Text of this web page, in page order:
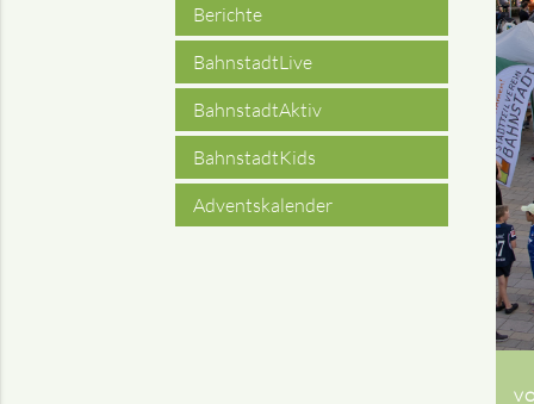
Berichte
BahnstadtLive
BahnstadtAktiv
BahnstadtKids
Adventskalender